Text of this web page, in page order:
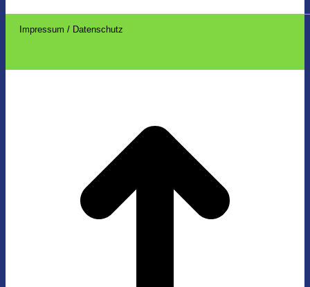
Impressum / Datenschutz